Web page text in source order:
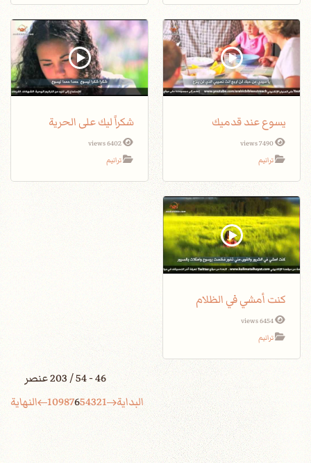
يسوع عند قدميك
7490 views
ترانيم
شكراً ليك على الحرية
6402 views
ترانيم
كنت أمشي في الظلام
6454 views
ترانيم
46 - 54 / 203 عنصر
البداية
1
2
3
4
5
6
7
8
9
10 النهاية